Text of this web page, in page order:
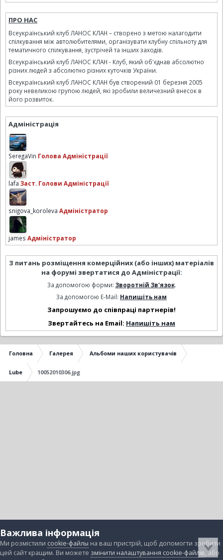
ПРО НАС
Всеукраїнський клуб ЛАНОС КЛАН – створено з метою налагодити
спілкування між автолюбителями, організувати клубну спільноту для
тематичного спілкування, зустрічей та інших заходів.
Всеукраїнський клуб ЛАНОС КЛАН - Клуб, який об'єднав абсолютно
різних людей з абсолютно різних куточків України.
Всеукраїнський клуб ЛАНОС КЛАН був створений 01 березня 2005
року невеликою групою людей, які зробили величезний внесок в
його розвиток.
Адміністрація
SeregaVin Голова Адміністрації
lafa Заст. Голови Адміністрації
snigova_koroleva Адміністратор
james Адміністратор
З питань розміщення комерційних (або інших) матеріалів
на форумі звертатися до Адміністрації:
За допомогою форми: Зворотній Зв'язок.
За допомогою E-Mail: Напишіть нам
Запрошуємо до співпраці партнерів!
Звертайтесь на Email: Напишіть нам
Головна Галерея Альбоми наших користувачів
Lube 10052010306.jpg
Важлива інформація
Ми розмістили cookie-файлы на ваш пристрій, щоб допомогти зробити
цей сайт кращим. Ви можете змінити налаштування cookie-файлів, або